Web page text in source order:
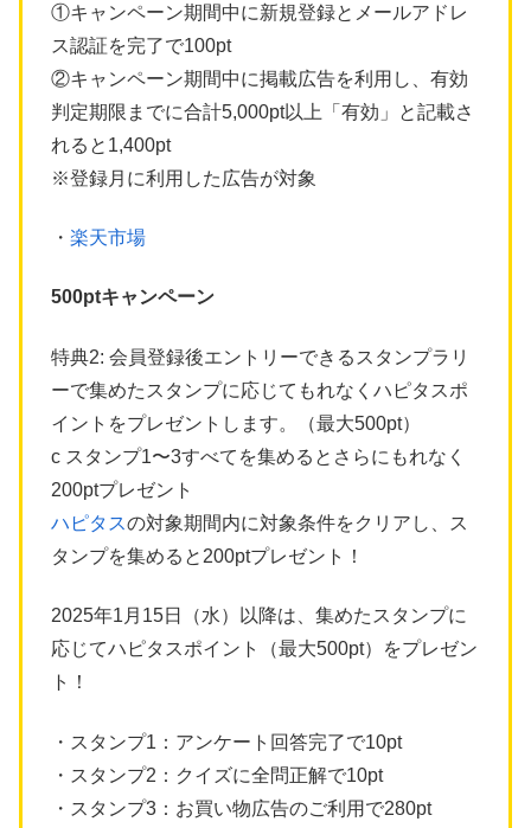
①キャンペーン期間中に新規登録とメールアドレ
ス認証を完了で100pt
②キャンペーン期間中に掲載広告を利用し、有効
判定期限までに合計5,000pt以上「有効」と記載さ
れると1,400pt
※登録月に利用した広告が対象
・ 楽天市場
500ptキャンペーン
特典2: 会員登録後エントリーできるスタンプラリ
ーで集めたスタンプに応じてもれなくハピタスポ
イントをプレゼントします。（最大500pt）
c スタンプ1〜3すべてを集めるとさらにもれなく
200ptプレゼント
ハピタスの対象期間内に対象条件をクリアし、ス
タンプを集めると200ptプレゼント！
2025年1月15日（水）以降は、集めたスタンプに
応じてハピタスポイント（最大500pt）をプレゼン
ト！
・スタンプ1：アンケート回答完了で10pt
・スタンプ2：クイズに全問正解で10pt
・スタンプ3：お買い物広告のご利用で280pt